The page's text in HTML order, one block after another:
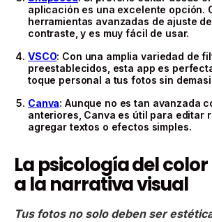
aplicación es una excelente opción.
herramientas avanzadas de ajuste
contraste, y es muy fácil de usar.
VSCO: Con una amplia variedad de
preestablecidos, esta app es
toque personal a tus fotos sin
Canva: Aunque no es tan avanzada
anteriores, Canva es útil para editar
agregar textos o efectos simples.
La psicología del
a la narrativa visual
Tus fotos no solo deben ser